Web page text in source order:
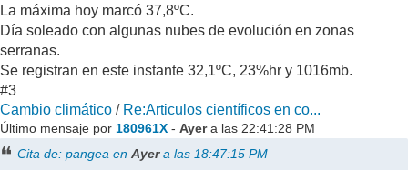
La máxima hoy marcó 37,8ºC.
Día soleado con algunas nubes de evolución en zonas
serranas.
Se registran en este instante 32,1ºC, 23%hr y 1016mb.
#3
Cambio climático / Re:Articulos científicos en co...
Último mensaje por 180961X - Ayera las 22:41:28 PM
Cita de: pangea enAyera las 18:47:15 PM